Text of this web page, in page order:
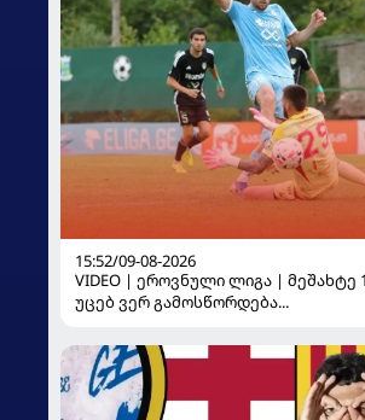
15:52/09-08-2026
VIDEO | ეროვნული ლიგა | მეშახტე
უცებ ვერ გამოსწორდება...